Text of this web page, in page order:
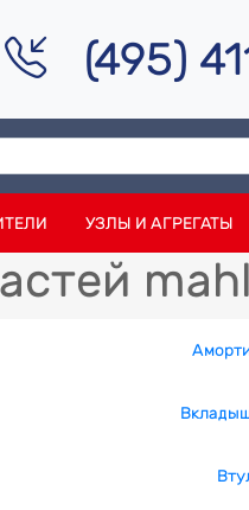
(495)
УЗЛЫ И АГРЕГАТЫ